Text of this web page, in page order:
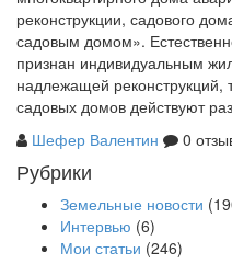
реконструкции, садового
садовым домом».
признан индивидуальным
надлежащей
садовых домов действуют
Шефер Валентин
0
Рубрики
Земельные новости
Интервью (6)
Мои статьи (246)